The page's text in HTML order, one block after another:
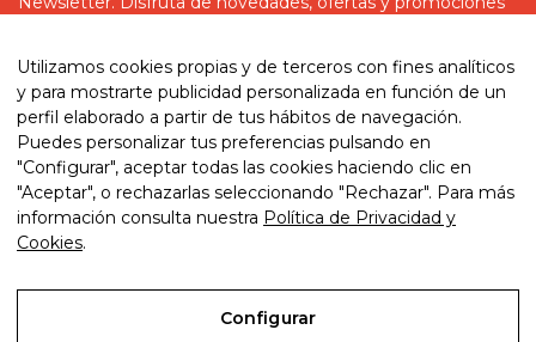
He leído y acepto la política de privacidad
© 2026. My website. By eComm360
Utilizamos cookies propias y de terceros con fines analíticos
y para mostrarte publicidad personalizada en función de un
perfil elaborado a partir de tus hábitos de navegación.
Puedes personalizar tus preferencias pulsando en
"Configurar", aceptar todas las cookies haciendo clic en
"Aceptar", o rechazarlas seleccionando "Rechazar". Para más
información consulta nuestra Política de Privacidad y
Cookies.
Configurar